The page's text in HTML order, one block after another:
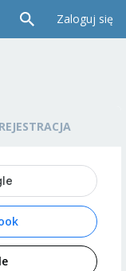
Zaloguj się
REJESTRACJA